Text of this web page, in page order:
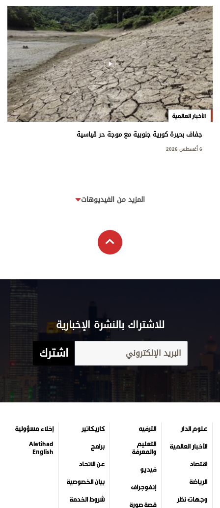
الأخبار العالمية
جفاف بحيرة كورية جنوبية مع موجة حر قياسية
6 أغسطس 2026
المزيد من الفيديوهات
للاشتراك بالنشرة الإخبارية
اشترك
علوم الدار
الأخبار العالمية
اقتصاد
الرياضة
وجهات نظر
الترفيه
التعليم
والمعرفة
فيديو
إنفوجراف
قصة صورة
كاريكاتير
برامج
عن الاتحاد
بيان الخصوصية
شروط الخدمة
إخلاء مسؤولية
Aletihad
English